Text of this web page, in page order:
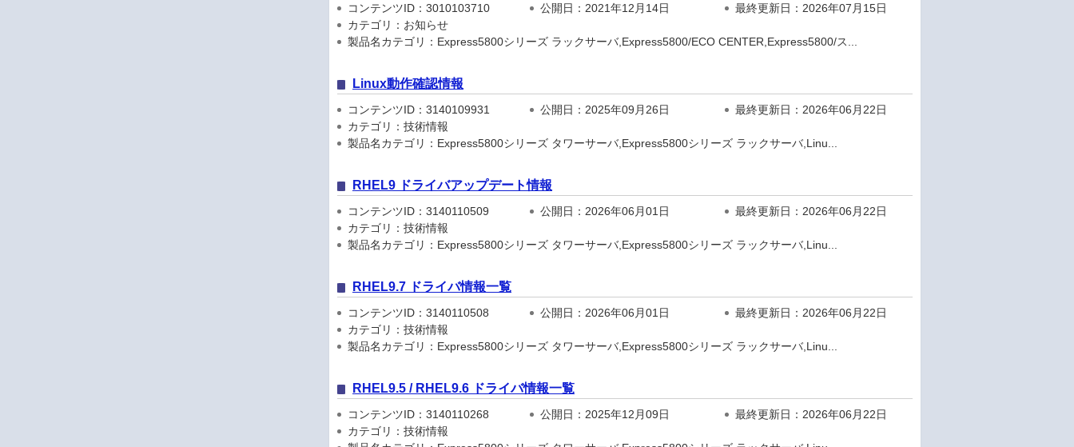
コンテンツID：3010103710 公開日：2021年12月14日
最終更新日：2026年07月15日
カテゴリ：お知らせ
製品名カテゴリ：Express5800シリーズ ラックサーバ,Express5800/ECO CENTER,Express5800/ス...
Linux動作確認情報
コンテンツID：3140109931 公開日：2025年09月26日
最終更新日：2026年06月22日
カテゴリ：技術情報
製品名カテゴリ：Express5800シリーズ タワーサーバ,Express5800シリーズ ラックサーバ,Linu...
RHEL9 ドライバアップデート情報
コンテンツID：3140110509 公開日：2026年06月01日
最終更新日：2026年06月22日
カテゴリ：技術情報
製品名カテゴリ：Express5800シリーズ タワーサーバ,Express5800シリーズ ラックサーバ,Linu...
RHEL9.7 ドライバ情報一覧
コンテンツID：3140110508 公開日：2026年06月01日
最終更新日：2026年06月22日
カテゴリ：技術情報
製品名カテゴリ：Express5800シリーズ タワーサーバ,Express5800シリーズ ラックサーバ,Linu...
RHEL9.5 / RHEL9.6 ドライバ情報一覧
コンテンツID：3140110268 公開日：2025年12月09日
最終更新日：2026年06月22日
カテゴリ：技術情報